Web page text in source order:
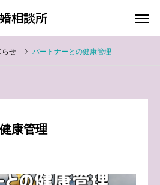
相談所
らせ パートナーとの健康管理
康管理
相談所